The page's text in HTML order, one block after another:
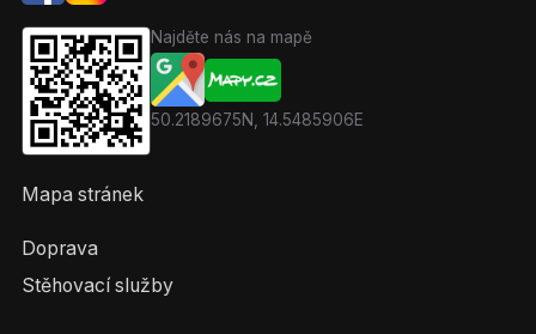
Najděte nás na mapě
50.2189675N, 14.5485906E
Mapa stránek
Doprava
Stěhovací služby